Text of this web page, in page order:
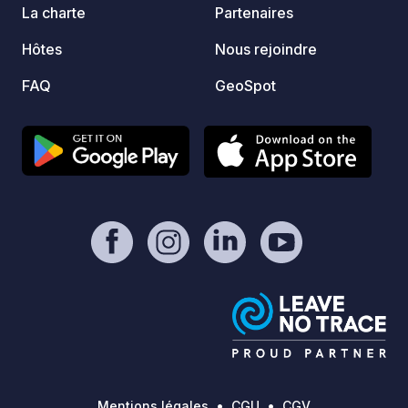
La charte
Hôtes
FAQ
Partenaires
Nous rejoindre
GeoSpot